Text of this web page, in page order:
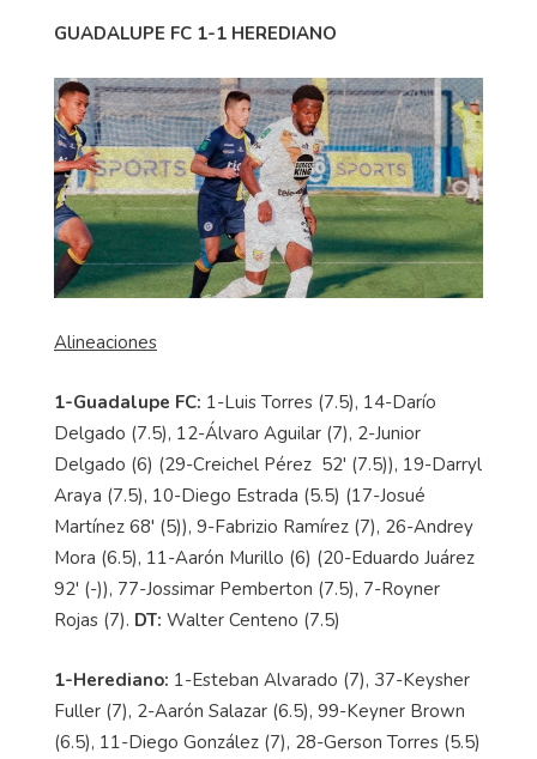
GUADALUPE FC 1-1 HEREDIANO
Alineaciones
1-Guadalupe FC: 1-Luis Torres (7.5), 14-Darío
Delgado (7.5), 12-Álvaro Aguilar (7), 2-Junior
Delgado (6) (29-Creichel Pérez 52' (7.5)), 19-Darryl
Araya (7.5), 10-Diego Estrada (5.5) (17-Josué
Martínez 68' (5)), 9-Fabrizio Ramírez (7), 26-Andrey
Mora (6.5), 11-Aarón Murillo (6) (20-Eduardo Juárez
92' (-)), 77-Jossimar Pemberton (7.5), 7-Royner
Rojas (7). DT: Walter Centeno (7.5)
1-Herediano: 1-Esteban Alvarado (7), 37-Keysher
Fuller (7), 2-Aarón Salazar (6.5), 99-Keyner Brown
(6.5), 11-Diego González (7), 28-Gerson Torres (5.5)